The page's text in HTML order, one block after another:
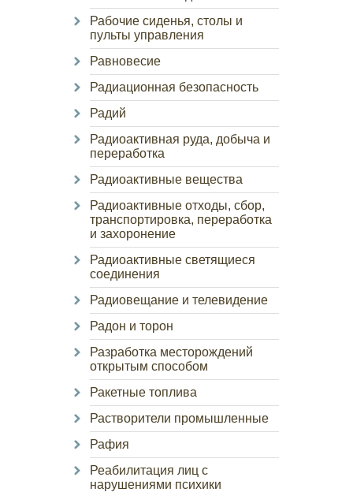
Рабочие сиденья, столы и
пульты управления
Равновесие
Радиационная безопасность
Радий
Радиоактивная руда, добыча и
переработка
Радиоактивные вещества
Радиоактивные отходы, сбор,
транспортировка, переработка
и захоронение
Радиоактивные светящиеся
соединения
Радиовещание и телевидение
Радон и торон
Разработка месторождений
открытым способом
Ракетные топлива
Растворители промышленные
Рафия
Реабилитация лиц с
нарушениями психики